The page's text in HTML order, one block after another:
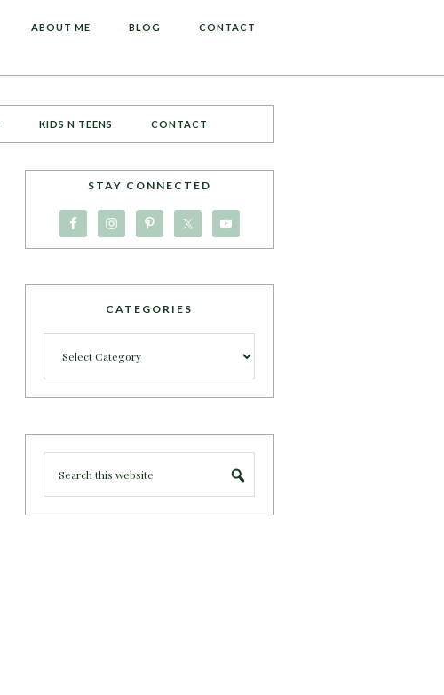
ABOUT ME BLOG CONTACT
KIDS N TEENS CONTACT
STAY CONNECTED
CATEGORIES